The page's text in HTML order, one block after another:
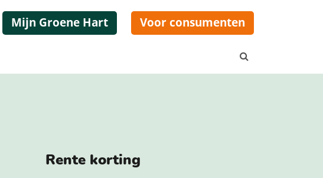
Mijn Groene Hart Voor consumenten
Rente korting